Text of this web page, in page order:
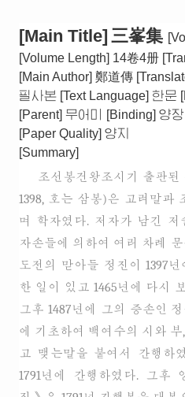
[Main Title] 三峯集
[Volume Length] 14卷4册
[Main Author] 鄭道傳
필사본 [Text Language] 한문
[Parent] 무어미 [Binding] 양장
[Paper Quality] 양지
[Summary]
조선봉건왕조시기 출판된
1398, 호는 삼봉)은 고려말과
며 학자였다. 저자가 남긴 저
자손들에 의하여 여러 차례
도전의 맏아들 정진이 1397
한 일이 있고 1465년에 다시
그후 1487년에 그의 증손인
에 기초하여 백여수의 시와
고 맺는말을 붙여서 간행하
1791년에 간행하였다. 그후